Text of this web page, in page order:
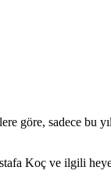
göre, sadece bu
Koç ve ilgili